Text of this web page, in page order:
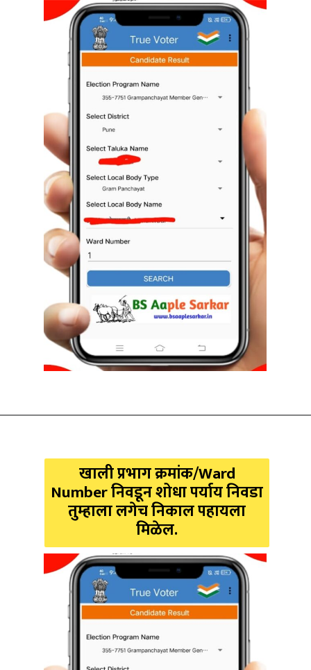
खाली प्रभाग क्रमांक/Ward
Number निवडून शोधा पर्याय निवडा
तुम्हाला लगेच निकाल पहायला
मिळेल.